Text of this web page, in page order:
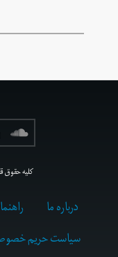
کلیه حقوق
درباره ما
سیاست حریم